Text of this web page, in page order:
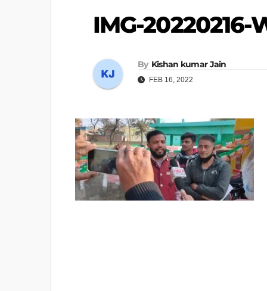
IMG-20220216-
By Kishan kumar Jain
FEB 16, 2022